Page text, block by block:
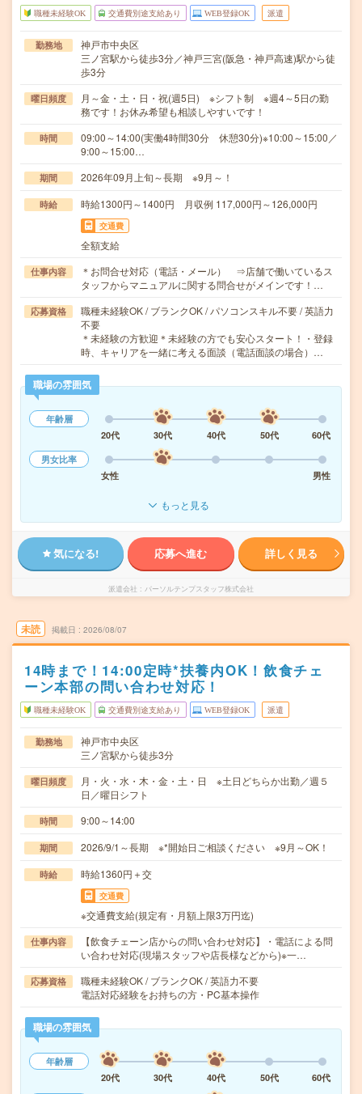
職種未経験OK 交通費別途支給あり WEB登録OK 派遣
勤務地
神戸市中央区
三ノ宮駅から徒歩3分／神戸三宮(阪急・神戸高速)駅から徒
歩3分
曜日頻度
月～金・土・日・祝(週5日) ※シフト制 ※週4～5日の勤
務です！お休み希望も相談しやすいです！
時間
09:00～14:00(実働4時間30分 休憩30分)※10:00～15:00／
9:00～15:00…
期間 2026年09月上旬～長期 ※9月～！
時給 時給1300円～1400円 月収例 117,000円～126,000円
交通費
全額支給
仕事内容
＊お問合せ対応（電話・メール） ⇒店舗で働いているス
タッフからマニュアルに関する問合せがメインです！…
応募資格
職種未経験OK / ブランクOK / パソコンスキル不要 / 英語力
不要
＊未経験の方歓迎＊未経験の方でも安心スタート！・登録
時、キャリアを一緒に考える面談（電話面談の場合）…
職場の雰囲気
年齢層
20代
30代 40代 50代
60代
男女比率
女性
男性
もっと見る
気になる! 応募へ進む 詳しく見る
派遣会社 パーソルテンプスタッフ株式会社
未読 掲載日 2026/08/07
14時まで！14:00定時*扶養内OK！飲食チェ
ーン本部の問い合わせ対応！
職種未経験OK 交通費別途支給あり WEB登録OK 派遣
勤務地
神戸市中央区
三ノ宮駅から徒歩3分
曜日頻度
月・火・水・木・金・土・日 ※土日どちらか出勤／週５
日／曜日シフト
時間 9:00～14:00
期間 2026/9/1～長期 ※*開始日ご相談ください ※9月～OK！
時給 時給1360円＋交
交通費
※交通費支給(規定有・月額上限3万円迄)
仕事内容
【飲食チェーン店からの問い合わせ対応】・電話による問
い合わせ対応(現場スタッフや店長様などから)※一…
応募資格
職種未経験OK / ブランクOK / 英語力不要
電話対応経験をお持ちの方・PC基本操作
職場の雰囲気
年齢層
20代
30代 40代 50代 60代